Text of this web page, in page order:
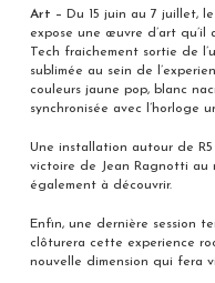
Art – Du 15 juin au 7 juillet,
expose une œuvre d’art qu’il
Tech fraichement sortie de
sublimée au sein de
couleurs jaune pop, blanc
synchronisée avec l’horloge
Une installation autour de
victoire de Jean Ragnotti au
également à découvrir.
Enfin, une dernière session
clôturera cette experience
nouvelle dimension qui fera